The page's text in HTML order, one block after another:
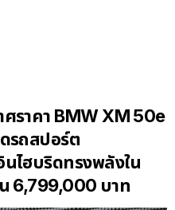
ศราคา BMW XM 50e
รถสปอร์ต
ไฮบริดทรงพลังใน
6,799,000 บาท